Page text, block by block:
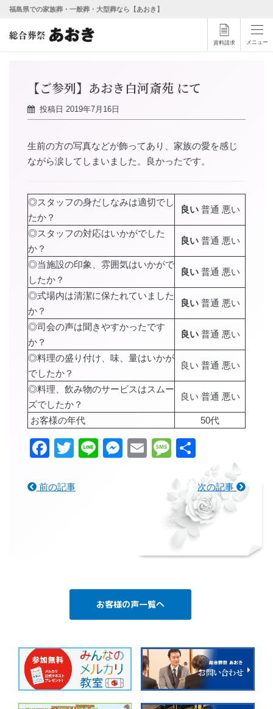
福島県での家族葬・一般葬・大型葬なら【あおき】
資料請求 メニュー
【ご参列】あおき白河斎苑 にて
投稿日 2019年7月16日
生前の方の写真などが飾ってあり、家族の愛を感じ
ながら涙してしまいました。良かったです。
◎スタッフの身だしなみは適切でし
たか？
良い普通 悪い
◎スタッフの対応はいかがでした
か？
良い普通 悪い
◎当施設の印象、雰囲気はいかがで
したか？
良い普通 悪い
◎式場内は清潔に保たれていました
か？
良い普通 悪い
◎司会の声は聞きやすかったです
か？
良い普通 悪い
◎料理の盛り付け、味、量はいかが
でしたか？
良い 普通 悪い
◎料理、飲み物のサービスはスムー
ズでしたか？
良い 普通 悪い
お客様の年代 50代
Facebook
Twitter
LineMessenger
EmailMessage
有
前の記事 次の記事
お客様の声一覧へ